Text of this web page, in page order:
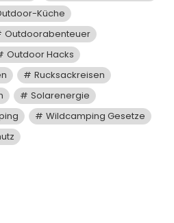
Küche
Outdoorabenteuer
Outdoor Hacks
Rucksackreisen
Solarenergie
Wildcamping Gesetze